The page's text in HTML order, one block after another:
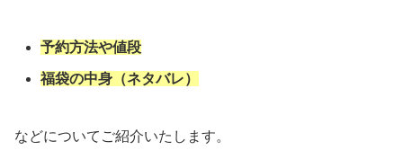
予約方法や値段
福袋の中身（ネタバレ）
などについてご紹介いたします。